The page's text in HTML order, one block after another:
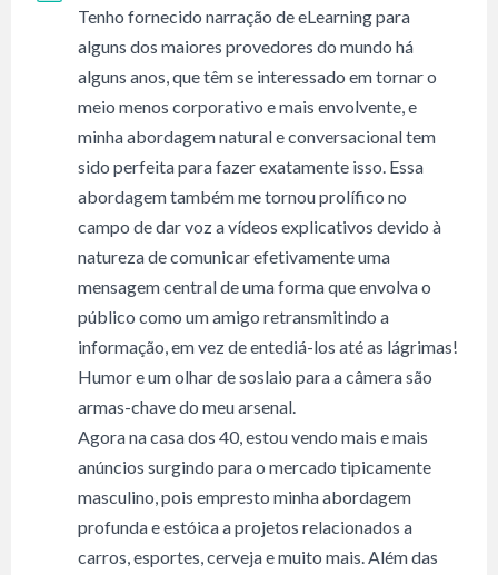
Tenho fornecido narração de eLearning para
alguns dos maiores provedores do mundo há
alguns anos, que têm se interessado em tornar o
meio menos corporativo e mais envolvente, e
minha abordagem natural e conversacional tem
sido perfeita para fazer exatamente isso. Essa
abordagem também me tornou prolífico no
campo de dar voz a vídeos explicativos devido à
natureza de comunicar efetivamente uma
mensagem central de uma forma que envolva o
público como um amigo retransmitindo a
informação, em vez de entediá-los até as lágrimas!
Humor e um olhar de soslaio para a câmera são
armas-chave do meu arsenal.
Agora na casa dos 40, estou vendo mais e mais
anúncios surgindo para o mercado tipicamente
masculino, pois empresto minha abordagem
profunda e estóica a projetos relacionados a
carros, esportes, cerveja e muito mais. Além das